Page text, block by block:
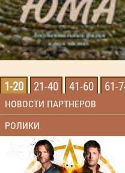
1-20 21-40 41-60 61-
НОВОСТИ ПАРТНЕРОВ
РОЛИКИ